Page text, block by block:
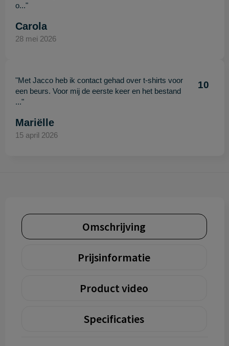
o..."
Carola
28 mei 2026
"Met Jacco heb ik contact gehad over t-shirts voor
een beurs. Voor mij de eerste keer en het bestand
..."
10
Mariëlle
15 april 2026
Omschrijving
Prijsinformatie
Product video
Specificaties